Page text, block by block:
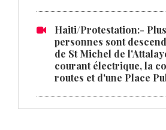
Haiti/Protestation:-
personnes sont
de St Michel de
courant électrique, la
routes et d'une Place